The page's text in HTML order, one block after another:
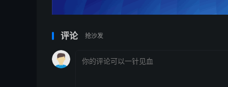
评论 抢沙发